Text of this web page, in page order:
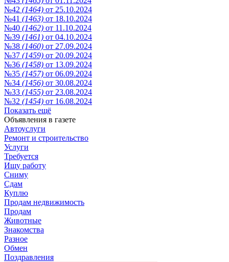
№42 (1464) от 25.10.2024
№41 (1463) от 18.10.2024
№40 (1462) от 11.10.2024
№39 (1461) от 04.10.2024
№38 (1460) от 27.09.2024
№37 (1459) от 20.09.2024
№36 (1458) от 13.09.2024
№35 (1457) от 06.09.2024
№34 (1456) от 30.08.2024
№33 (1455) от 23.08.2024
№32 (1454) от 16.08.2024
Показать ещё
Объявления в газете
Автоуслуги
Ремонт и строительство
Услуги
Требуется
Ищу работу
Сниму
Сдам
Куплю
Продам недвижимость
Продам
Животные
Знакомства
Разное
Обмен
Поздравления